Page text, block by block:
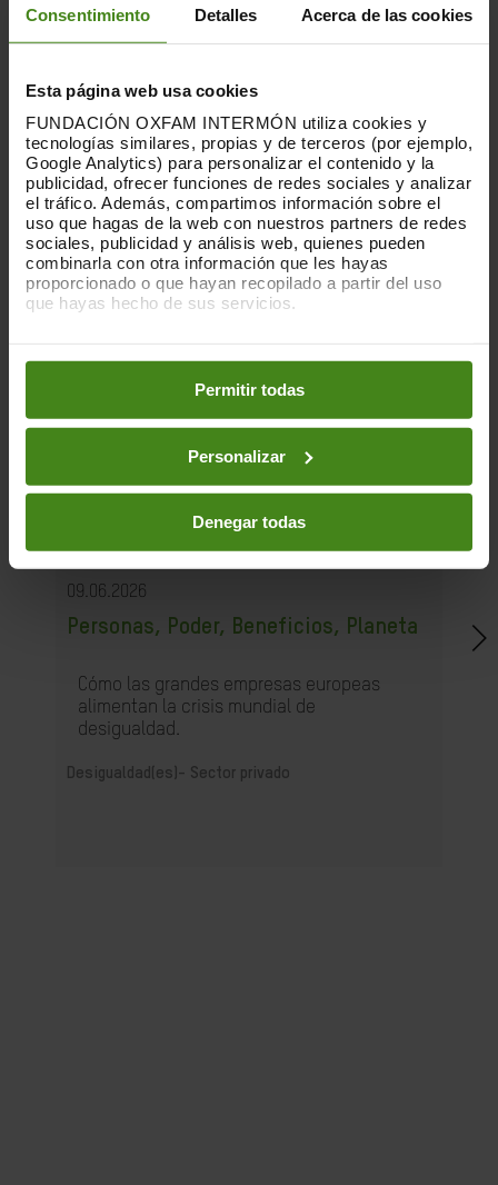
Consentimiento Detalles Acerca de las cookies
Esta página web usa cookies
FUNDACIÓN OXFAM INTERMÓN utiliza cookies y
tecnologías similares, propias y de terceros (por ejemplo,
Google Analytics) para personalizar el contenido y la
publicidad, ofrecer funciones de redes sociales y analizar
el tráfico. Además, compartimos información sobre el
uso que hagas de la web con nuestros partners de redes
sociales, publicidad y análisis web, quienes pueden
combinarla con otra información que les hayas
proporcionado o que hayan recopilado a partir del uso
que hayas hecho de sus servicios.
preferencias accediendo a nuestraPolítica de Cookieso
en los botones facilitados a continuación:
Permitir todas
Personalizar
Denegar todas
PUBLICACIONES RELACIONADAS
09.06.2026
Personas, Poder, Beneficios, Planeta
Cómo las grandes empresas europeas
alimentan la crisis mundial de
desigualdad.
Desigualdad(es)- Sector privado